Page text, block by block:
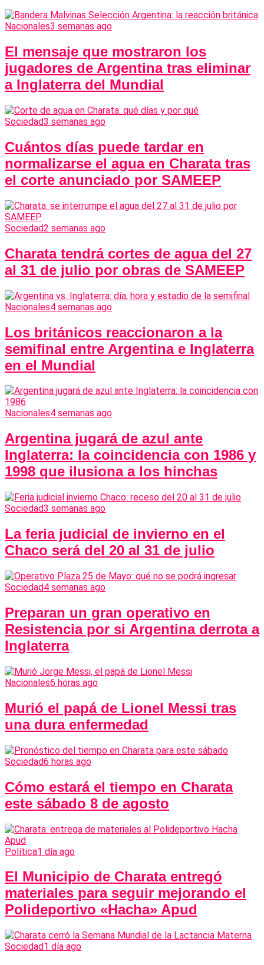
Nacionales3 semanas ago
El mensaje que mostraron los
jugadores de Argentina tras eliminar
a Inglaterra del Mundial
Sociedad3 semanas ago
Cuántos días puede tardar en
normalizarse el agua en Charata tras
el corte anunciado por SAMEEP
Sociedad2 semanas ago
Charata tendrá cortes de agua del 27
al 31 de julio por obras de SAMEEP
Nacionales4 semanas ago
Los británicos reaccionaron a la
semifinal entre Argentina e Inglaterra
en el Mundial
Nacionales4 semanas ago
Argentina jugará de azul ante
Inglaterra: la coincidencia con 1986 y
1998 que ilusiona a los hinchas
Sociedad3 semanas ago
La feria judicial de invierno en el
Chaco será del 20 al 31 de julio
Sociedad4 semanas ago
Preparan un gran operativo en
Resistencia por si Argentina derrota a
Inglaterra
Nacionales6 horas ago
Murió el papá de Lionel Messi tras
una dura enfermedad
Sociedad6 horas ago
Cómo estará el tiempo en Charata
este sábado 8 de agosto
Política1 día ago
El Municipio de Charata entregó
materiales para seguir mejorando el
Polideportivo «Hacha» Apud
Sociedad1 día ago